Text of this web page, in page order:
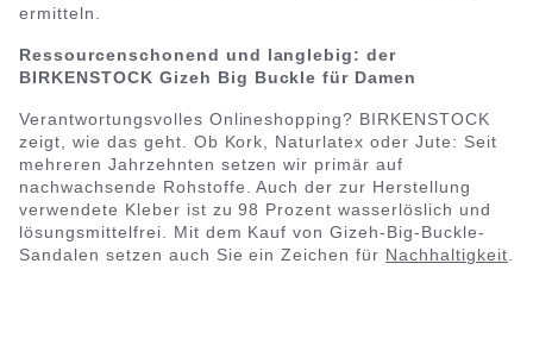
ermitteln.
Ressourcenschonend und langlebig: der
BIRKENSTOCK Gizeh Big Buckle für Damen
Verantwortungsvolles Onlineshopping? BIRKENSTOCK
zeigt, wie das geht. Ob Kork, Naturlatex oder Jute: Seit
mehreren Jahrzehnten setzen wir primär auf
nachwachsende Rohstoffe. Auch der zur Herstellung
verwendete Kleber ist zu 98 Prozent wasserlöslich und
lösungsmittelfrei. Mit dem Kauf von Gizeh-Big-Buckle-
Sandalen setzen auch Sie ein Zeichen für Nachhaltigkeit